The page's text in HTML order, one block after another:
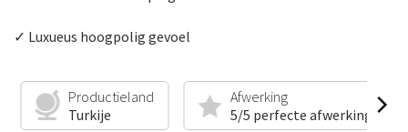
✓ Luxueus hoogpolig gevoel
Productieland
Turkije
Afwerking
5/5 perfecte afwerking